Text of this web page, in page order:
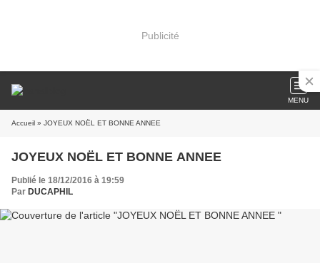
Publicité
MENU
Accueil » JOYEUX NOËL ET BONNE ANNEE
JOYEUX NOËL ET BONNE ANNEE
Publié le 18/12/2016 à 19:59
Par DUCAPHIL